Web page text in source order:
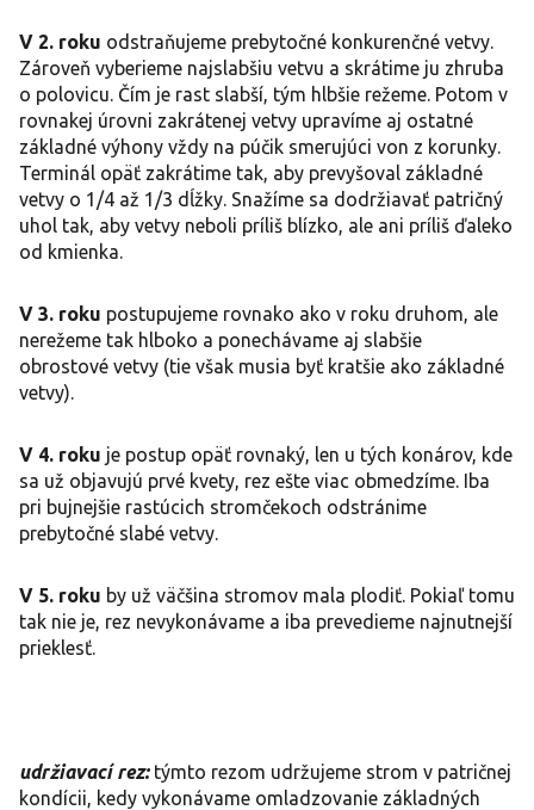
V 2. roku odstraňujeme prebytočné konkurenčné vetvy.
Zároveň vyberieme najslabšiu vetvu a skrátime ju zhruba
o polovicu. Čím je rast slabší, tým hlbšie režeme. Potom v
rovnakej úrovni zakrátenej vetvy upravíme aj ostatné
základné výhony vždy na púčik smerujúci von z korunky.
Terminál opäť zakrátime tak, aby prevyšoval základné
vetvy o 1/4 až 1/3 dĺžky. Snažíme sa dodržiavať patričný
uhol tak, aby vetvy neboli príliš blízko, ale ani príliš ďaleko
od kmienka.
V 3. roku postupujeme rovnako ako v roku druhom, ale
nerežeme tak hlboko a ponechávame aj slabšie
obrostové vetvy (tie však musia byť kratšie ako základné
vetvy).
V 4. roku je postup opäť rovnaký, len u tých konárov, kde
sa už objavujú prvé kvety, rez ešte viac obmedzíme. Iba
pri bujnejšie rastúcich stromčekoch odstránime
prebytočné slabé vetvy.
V 5. roku by už väčšina stromov mala plodiť. Pokiaľ tomu
tak nie je, rez nevykonávame a iba prevedieme najnutnejší
prieklesť.
udržiavací rez:týmto rezom udržujeme strom v patričnej
kondícii, kedy vykonávame omladzovanie základných